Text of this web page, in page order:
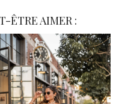
ÊTRE AIMER :